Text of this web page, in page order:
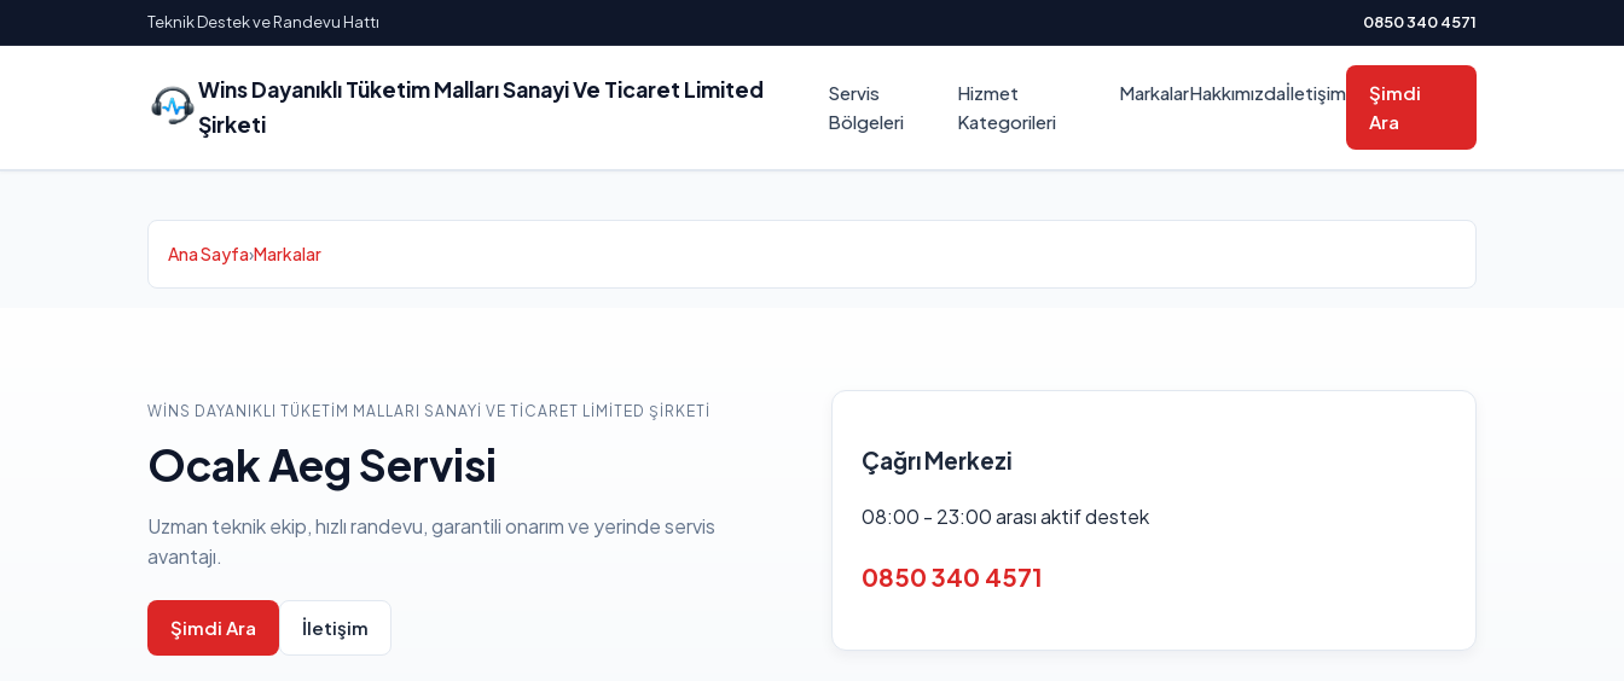
Teknik Destek ve Randevu Hattı 0850 340 4571
Wins Dayanıklı Tüketim Malları Sanayi Ve Ticaret Limited
Şirketi
Servis
Bölgeleri
Hizmet
Kategorileri
MarkalarHakkımızdaİletişim
Şimdi
Ara
Ana Sayfa›Markalar
WINS DAYANIKLI TÜKETIM MALLARI SANAYI VE TICARET LIMITED ŞIRKETI
Ocak Aeg Servisi
Uzman teknik ekip, hızlı randevu, garantili onarım ve yerinde servis
avantajı.
Şimdi Ara İletişim
Çağrı Merkezi
08:00 - 23:00 arası aktif destek
0850 340 4571